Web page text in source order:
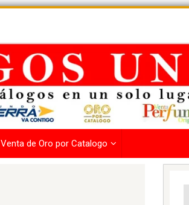
Venta de Oro por Catalogo